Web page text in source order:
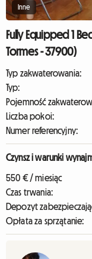
Inne
Fully Equipped 1
Tormes - 37900)
Typ zakwaterowania:
Typ:
Pojemność
Liczba pokoi:
Numer referencyjny:
Czynsz i warunki
550 € / miesiąc
Czas trwania:
Depozyt
Opłata za sprzątanie: